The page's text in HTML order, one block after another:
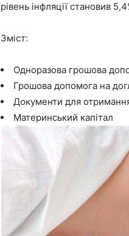
рівень інфляції становив
Зміст:
Одноразова грошова
Грошова допомога на
Документи для
Материнський капітал